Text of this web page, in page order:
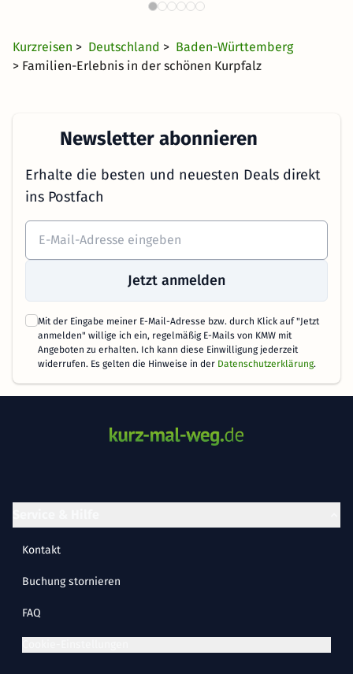
Kurzreisen > Deutschland > Baden-Württemberg
> Familien-Erlebnis in der schönen Kurpfalz
Newsletter abonnieren
Erhalte die besten und neuesten Deals direkt
ins Postfach
Jetzt anmelden
Mit der Eingabe meiner E-Mail-Adresse bzw. durch Klick auf "Jetzt
anmelden" willige ich ein, regelmäßig E-Mails von KMW mit
Angeboten zu erhalten. Ich kann diese Einwilligung jederzeit
widerrufen. Es gelten die Hinweise in der Datenschutzerklärung.
Kontakt
Buchung stornieren
FAQ